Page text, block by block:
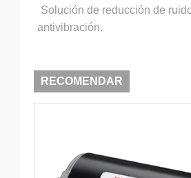
Solución de reducción de
antivibración.
RECOMENDAR